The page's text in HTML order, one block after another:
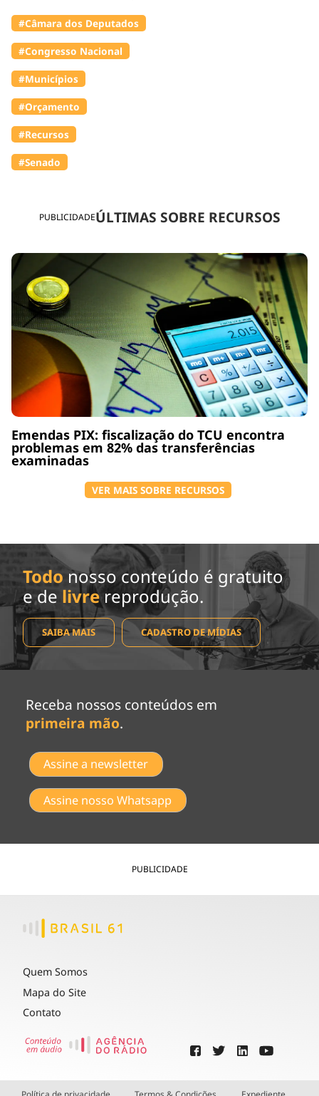
PUBLICIDADEÚLTIMAS SOBRE RECURSOS
Emendas PIX: fiscalização do TCU encontra
problemas em 82% das transferências
examinadas
VER MAIS SOBRE RECURSOS
#Câmara dos Deputados
#Congresso Nacional
#Municípios
#Orçamento
#Recursos
#Senado
Todo nosso conteúdo é gratuito
e de livrereprodução.
SAIBA MAIS CADASTRO DE MÍDIAS
Receba nossos conteúdos em
primeira mão.
Assine a newsletter
Assine nosso Whatsapp
PUBLICIDADE
Quem Somos
Mapa do Site
Contato